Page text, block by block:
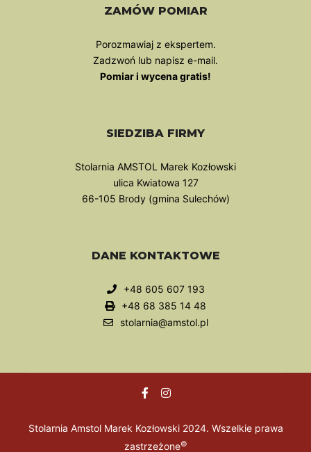
ZAMÓW POMIAR
Porozmawiaj z ekspertem.
Zadzwoń lub napisz e-mail.
Pomiar i wycena gratis!
SIEDZIBA FIRMY
Stolarnia AMSTOL Marek Kozłowski
ulica Kwiatowa 127
66-105 Brody (gmina Sulechów)
DANE KONTAKTOWE
+48 605 607 193
+48 68 385 14 48
stolarnia@amstol.pl
Stolarnia Amstol Marek Kozłowski 2024. Wszelkie prawa
zastrzeżone©